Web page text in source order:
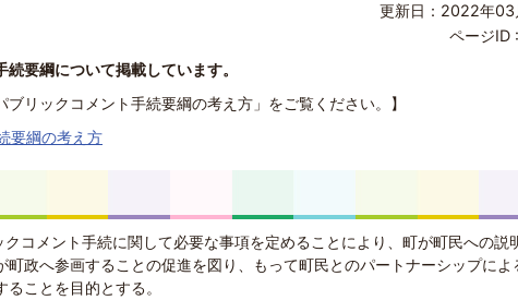
更新日：2022年03
ページID :
要綱について掲載しています。
ブリックコメント手続要綱の考え方」をご覧ください。】
要綱の考え方
コメント手続に関して必要な事項を定めることにより、町が町民への説
町政へ参画することの促進を図り、もって町民とのパートナーシップによ
ことを目的とする。